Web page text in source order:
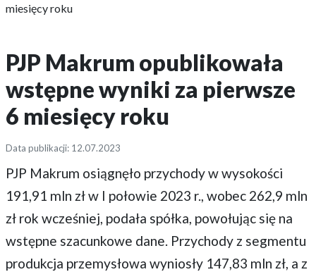
miesięcy roku
PJP Makrum opublikowała
wstępne wyniki za pierwsze
6 miesięcy roku
Data publikacji: 12.07.2023
PJP Makrum osiągnęło przychody w wysokości
191,91 mln zł w I połowie 2023 r., wobec 262,9 mln
zł rok wcześniej, podała spółka, powołując się na
wstępne szacunkowe dane. Przychody z segmentu
produkcja przemysłowa wyniosły 147,83 mln zł, a z